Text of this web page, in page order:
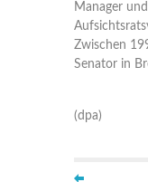
Manager
Zwischen
Senator in
(dpa)